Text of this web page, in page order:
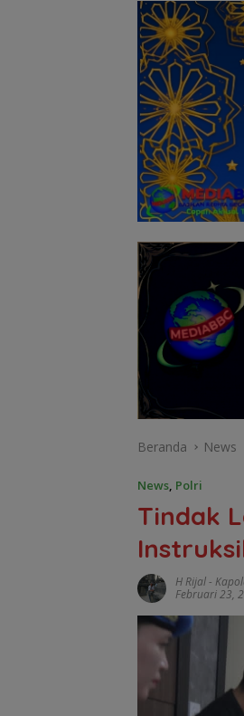
Beranda News
News Polri
Tindak
H Rijal-
Februari 23,